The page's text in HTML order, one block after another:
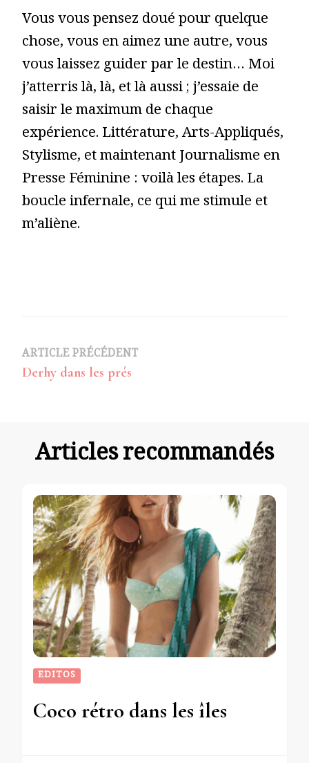
Vous vous pensez doué pour quelque
chose, vous en aimez une autre, vous
vous laissez guider par le destin… Moi
j’atterris là, là, et là aussi ; j’essaie de
saisir le maximum de chaque
expérience. Littérature, Arts-Appliqués,
Stylisme, et maintenant Journalisme en
Presse Féminine : voilà les étapes. La
boucle infernale, ce qui me stimule et
m’aliène.
Navigation
d’article
ARTICLE PRÉCÉDENT
Derhy dans les prés
Articles recommandés
EDITOS
Coco rétro dans les îles